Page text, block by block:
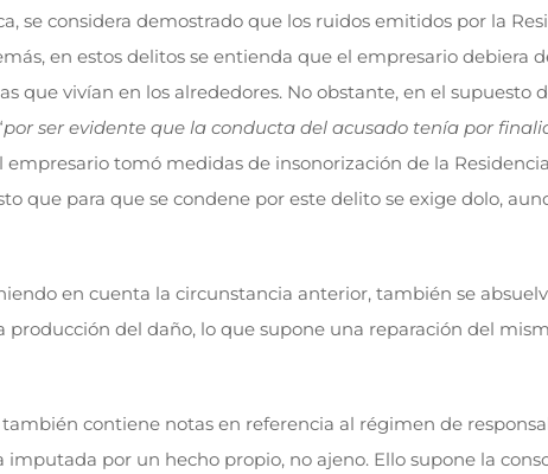
se considera demostrado que los ruidos emitidos por la
en estos delitos se entienda que el empresario
que vivían en los alrededores. No obstante, en el supuesto
por ser evidente que la conducta del acusado tenía por
empresario tomó medidas de insonorización de la
que para que se condene por este delito se exige dolo,
en cuenta la circunstancia anterior, también se
del daño, lo que supone una reparación del
contiene notas en referencia al régimen de
por un hecho propio, no ajeno. Ello supone la